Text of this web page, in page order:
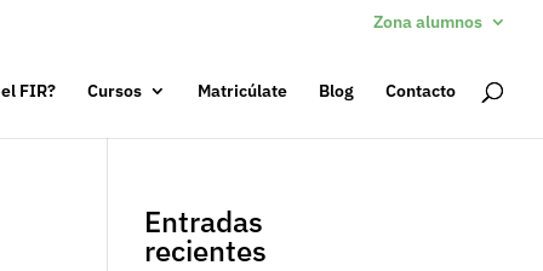
Zona alumnos
FIR? Cursos Matricúlate Blog Contacto
Entradas
recientes